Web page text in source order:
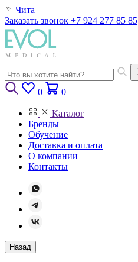
Чита
Заказать звонок +7 924 277 85 85
0 0
Каталог
Бренды
Обучение
Доставка и оплата
О компании
Контакты
Назад